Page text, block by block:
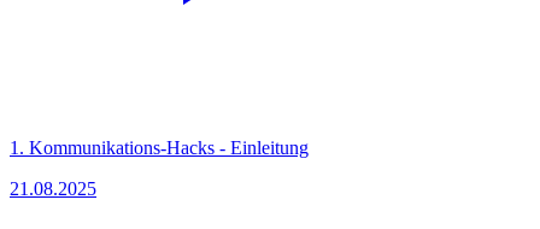
1. Kommunikations-Hacks - Einleitung
21.08.2025